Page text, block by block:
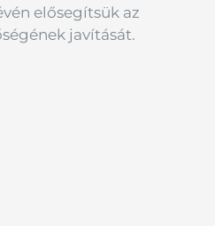
elősegítsük az
javítását.